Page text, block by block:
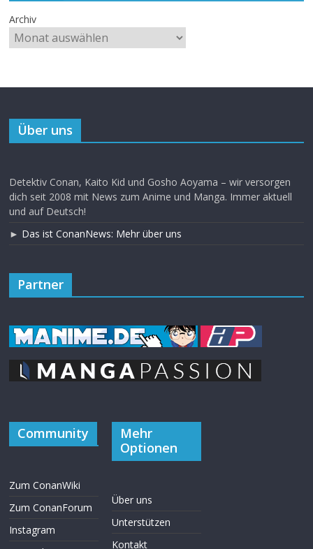
Archiv
Über uns
Detektiv Conan, Kaito Kid und Gosho Aoyama – wir versorgen
dich seit 2008 mit News zum Anime und Manga. Immer aktuell
und auf Deutsch!
► Das ist ConanNews: Mehr über uns
Partner
Community
Zum ConanWiki
Zum ConanForum
Instagram
Mehr
Optionen
Über uns
Unterstützen
Kontakt